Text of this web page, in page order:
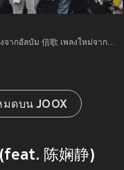
ฟังเพลงจากอัลบัม 信歌 เพลงใหม่จาก อัพเดทเพลงใหม่ล่าสุดก่อนใคร ตลอดปี 2021
ดบน JOOX
陈娴静)